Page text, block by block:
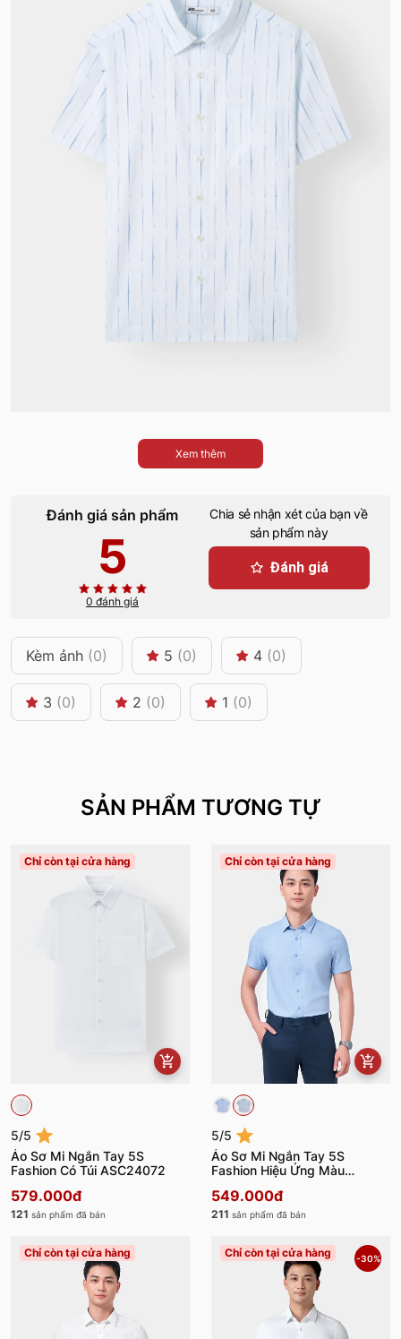
Xem thêm
Đánh giá sản phẩm
5
0 đánh giá
Chia sẻ nhận xét của bạn về
sản phẩm này
Đánh giá
Kèm ảnh (0) 5 (0) 4 (0)
3 (0) 2 (0) 1 (0)
SẢN PHẨM TƯƠNG TỰ
Chỉ còn tại cửa hàng
5/5
Áo Sơ Mi Ngắn Tay 5S
Fashion Có Túi ASC24072
579.000đ
121 sản phẩm đã bán
Chỉ còn tại cửa hàng
5/5
Áo Sơ Mi Ngắn Tay 5S
Fashion Hiệu Ứng Màu
549.000đ
211 sản phẩm đã bán
Chỉ còn tại cửa hàng Chỉ còn tại cửa hàng -30%